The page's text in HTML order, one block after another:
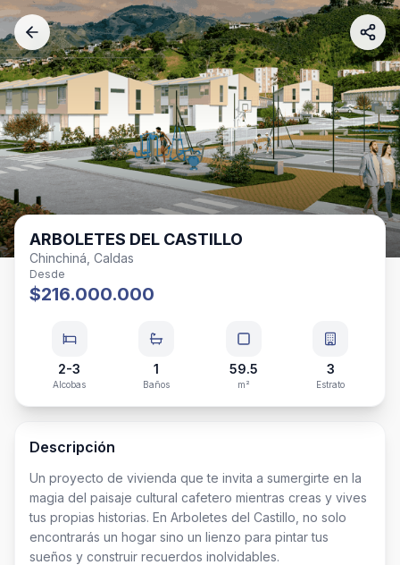
ARBOLETES DEL CASTILLO
Chinchiná, Caldas
Desde
$216.000.000
2-3
Alcobas
1
Baños
59.5
m²
3
Estrato
Descripción
Un proyecto de vivienda que te invita a sumergirte en la
magia del paisaje cultural cafetero mientras creas y vives
tus propias historias. En Arboletes del Castillo, no solo
encontrarás un hogar sino un lienzo para pintar tus
sueños y construir recuerdos inolvidables.